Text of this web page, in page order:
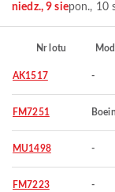
niedz., 9 siepon., 10
Nr lotu
AK1517 -
FM7251
MU1498 -
FM7223 -